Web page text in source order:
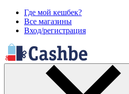
Где мой кешбек?
Все магазины
Вход/регистрация